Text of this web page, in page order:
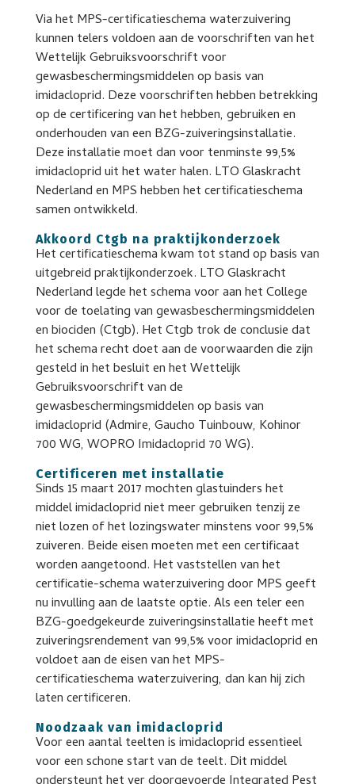
Via het MPS-certificatieschema waterzuivering
kunnen telers voldoen aan de voorschriften van het
Wettelijk Gebruiksvoorschrift voor
gewasbeschermingsmiddelen op basis van
imidacloprid. Deze voorschriften hebben betrekking
op de certificering van het hebben, gebruiken en
onderhouden van een BZG-zuiveringsinstallatie.
Deze installatie moet dan voor tenminste 99,5%
imidacloprid uit het water halen. LTO Glaskracht
Nederland en MPS hebben het certificatieschema
samen ontwikkeld.
Akkoord Ctgb na praktijkonderzoek
Het certificatieschema kwam tot stand op basis van
uitgebreid praktijkonderzoek. LTO Glaskracht
Nederland legde het schema voor aan het College
voor de toelating van gewasbeschermingsmiddelen
en biociden (Ctgb). Het Ctgb trok de conclusie dat
het schema recht doet aan de voorwaarden die zijn
gesteld in het besluit en het Wettelijk
Gebruiksvoorschrift van de
gewasbeschermingsmiddelen op basis van
imidacloprid (Admire, Gaucho Tuinbouw, Kohinor
700 WG, WOPRO Imidacloprid 70 WG).
Certificeren met installatie
Sinds 15 maart 2017 mochten glastuinders het
middel imidacloprid niet meer gebruiken tenzij ze
niet lozen of het lozingswater minstens voor 99,5%
zuiveren. Beide eisen moeten met een certificaat
worden aangetoond. Het vaststellen van het
certificatie-schema waterzuivering door MPS geeft
nu invulling aan de laatste optie. Als een teler een
BZG-goedgekeurde zuiveringsinstallatie heeft met
zuiveringsrendement van 99,5% voor imidacloprid en
voldoet aan de eisen van het MPS-
certificatieschema waterzuivering, dan kan hij zich
laten certificeren.
Noodzaak van imidacloprid
Voor een aantal teelten is imidacloprid essentieel
voor een schone start van de teelt. Dit middel